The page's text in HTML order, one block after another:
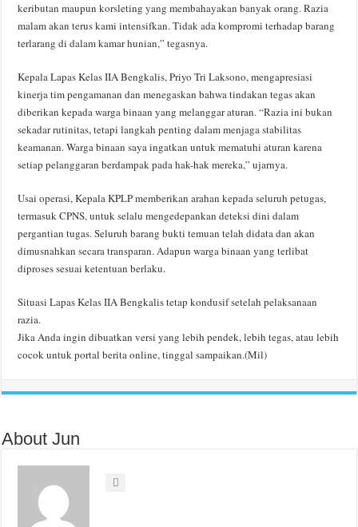
keributan maupun korsleting yang membahayakan banyak orang. Razia
malam akan terus kami intensifkan. Tidak ada kompromi terhadap barang
terlarang di dalam kamar hunian,” tegasnya.
Kepala Lapas Kelas IIA Bengkalis, Priyo Tri Laksono, mengapresiasi
kinerja tim pengamanan dan menegaskan bahwa tindakan tegas akan
diberikan kepada warga binaan yang melanggar aturan. “Razia ini bukan
sekadar rutinitas, tetapi langkah penting dalam menjaga stabilitas
keamanan. Warga binaan saya ingatkan untuk mematuhi aturan karena
setiap pelanggaran berdampak pada hak-hak mereka,” ujarnya.
Usai operasi, Kepala KPLP memberikan arahan kepada seluruh petugas,
termasuk CPNS, untuk selalu mengedepankan deteksi dini dalam
pergantian tugas. Seluruh barang bukti temuan telah didata dan akan
dimusnahkan secara transparan. Adapun warga binaan yang terlibat
diproses sesuai ketentuan berlaku.
Situasi Lapas Kelas IIA Bengkalis tetap kondusif setelah pelaksanaan
razia.
Jika Anda ingin dibuatkan versi yang lebih pendek, lebih tegas, atau lebih
cocok untuk portal berita online, tinggal sampaikan.(Mil)
About Jun